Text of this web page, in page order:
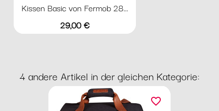
Kissen Basic von Fermob 28...
Preis
29,00 €
4 andere Artikel in der gleichen Kategorie:
favorite_border